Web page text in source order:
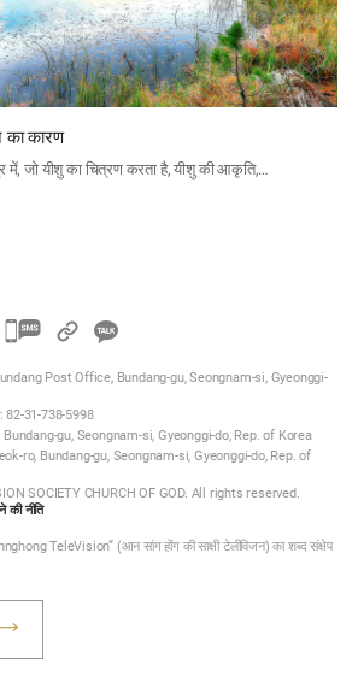
का कारण
जो यीशु का चित्रण करता है, यीशु की आकृति,…
카
오
톡
공
하
Post Office, Bundang-gu, Seongnam-si, Gyeonggi-
82-31-738-5998
gu, Seongnam-si, Gyeonggi-do, Rep. of Korea
ro, Bundang-gu, Seongnam-si, Gyeonggi-do, Rep. of
SOCIETY CHURCH OF GOD. All rights reserved.
की नीति
TeleVision” (आन सांग होंग की साक्षी टेलीविजन) का शब्द संक्षेप